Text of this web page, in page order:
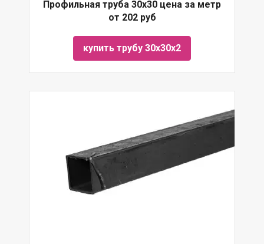
Профильная труба 30х30 цена за метр
от 202 руб
купить трубу 30х30х2